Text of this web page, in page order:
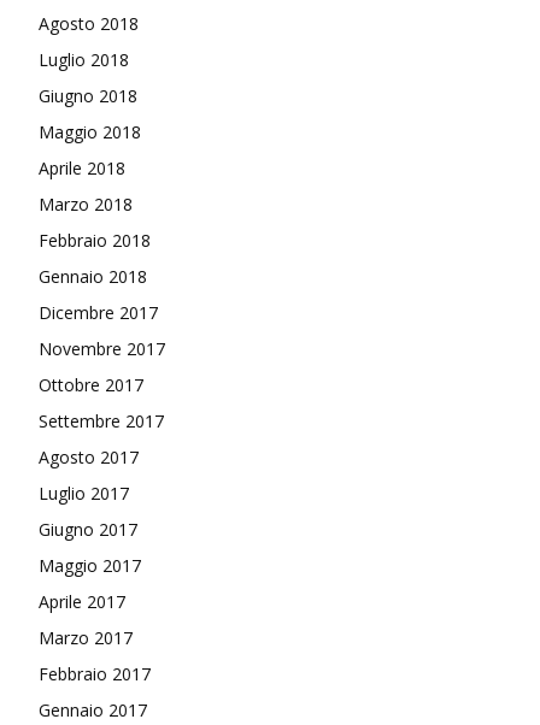
Agosto 2018
Luglio 2018
Giugno 2018
Maggio 2018
Aprile 2018
Marzo 2018
Febbraio 2018
Gennaio 2018
Dicembre 2017
Novembre 2017
Ottobre 2017
Settembre 2017
Agosto 2017
Luglio 2017
Giugno 2017
Maggio 2017
Aprile 2017
Marzo 2017
Febbraio 2017
Gennaio 2017